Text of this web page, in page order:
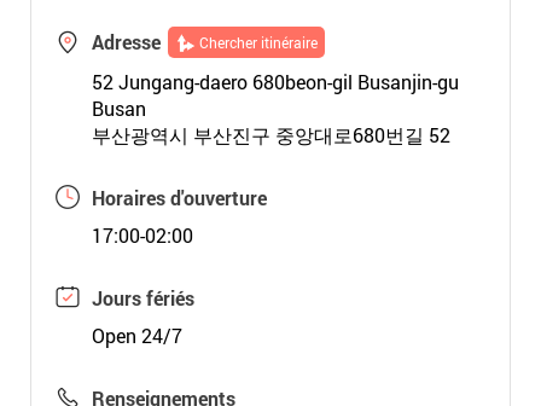
Adresse Chercher itinéraire
52 Jungang-daero 680beon-gil Busanjin-gu
Busan
부산광역시 부산진구 중앙대로680번길 52
Horaires d'ouverture
17:00-02:00
Jours fériés
Open 24/7
Renseignements